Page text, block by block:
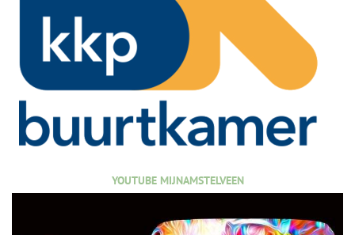
YOUTUBE MIJNAMSTELVEEN